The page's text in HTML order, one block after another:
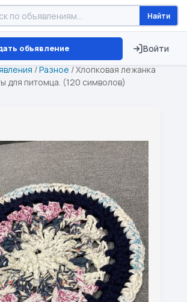
Найти
объявление Войти
Брест ⏱ ТОЛЬКО 15 ДНЕЙ
/Разное /Хлопковая лежанка
для питомца. (120 символов)